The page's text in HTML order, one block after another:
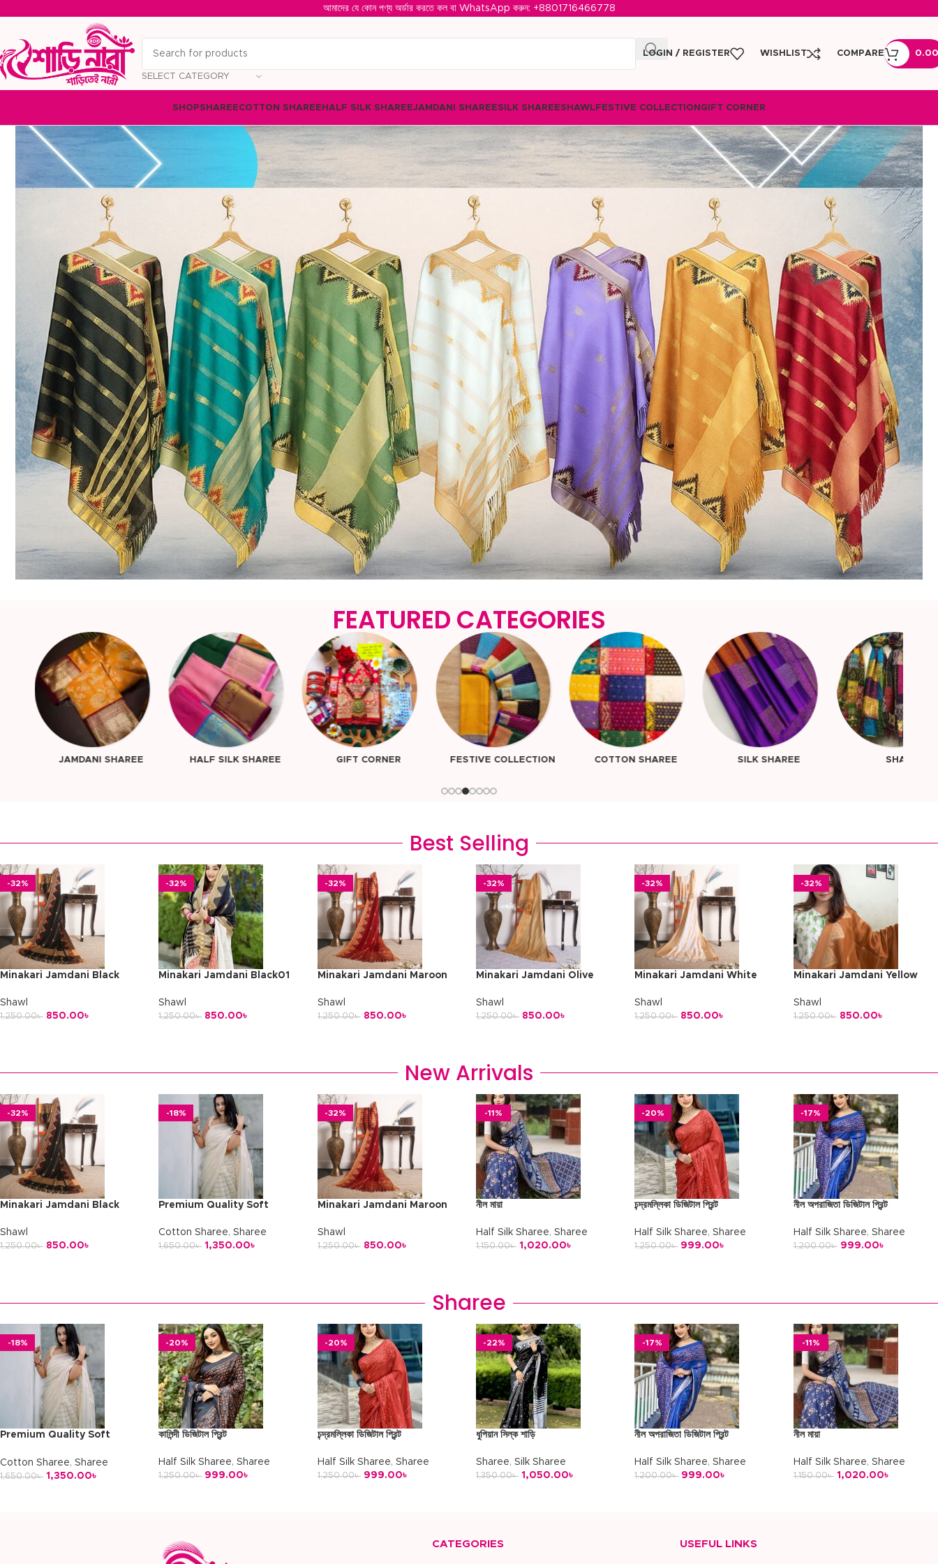
আমাদের যে কোন পণ্য অর্ডার করতে কল বা WhatsApp করুন: ‪ +8801716466778‬
SELECT CATEGORY
LOGIN / REGISTER WISHLIST COMPARE 0.00
SHOPSHAREECOTTON SHAREE HALF SILK SHAREEJAMDANI SHAREESILK SHAREESHAWLFESTIVE COLLECTION GIFT CORNER
FEATURED CATEGORIES
HALF SILK SHAREE GIFT CORNER FESTIVE COLLECTION COTTON SHAREE SILK SHAREE SHAWL SHAREE
Best Selling
-32%
Minakari Jamdani Black
Shawl
1,250.00৳ 850.00৳
-32%
Minakari Jamdani Black01
Shawl
1,250.00৳ 850.00৳
-32%
Minakari Jamdani Maroon
Shawl
1,250.00৳ 850.00৳
-32%
Minakari Jamdani Olive
Shawl
1,250.00৳ 850.00৳
-32%
Minakari Jamdani White
Shawl
1,250.00৳ 850.00৳
-32%
Minakari Jamdani Yellow
Shawl
1,250.00৳ 850.00৳
New Arrivals
-32%
Minakari Jamdani Black
Shawl
1,250.00৳ 850.00৳
-18%
Premium Quality Soft
Cotton Sharee,Sharee
1,650.00৳ 1,350.00৳
-32%
Minakari Jamdani Maroon
Shawl
1,250.00৳ 850.00৳
-11%
নীল মায়া
Half Silk Sharee, Sharee
1,150.00৳ 1,020.00৳
-20%
চন্দ্রমল্লিকা ডিজিটাল প্রিন্ট
Half Silk Sharee,Sharee
1,250.00৳ 999.00৳
-17%
নীল অপরাজিতা ডিজিটাল প্রিন্ট
Half Silk Sharee, Sharee
1,200.00৳ 999.00৳
Sharee
-18%
Premium Quality Soft
Cotton Sharee, Sharee
1,650.00৳ 1,350.00৳
-20%
কালিন্দী ডিজিটাল প্রিন্ট
Half Silk Sharee,Sharee
1,250.00৳ 999.00৳
-20%
চন্দ্রমল্লিকা ডিজিটাল প্রিন্ট
Half Silk Sharee, Sharee
1,250.00৳ 999.00৳
-22%
ধুপিয়ান সিল্ক শাড়ি
Sharee, Silk Sharee
1,350.00৳ 1,050.00৳
-17%
নীল অপরাজিতা ডিজিটাল প্রিন্ট
Half Silk Sharee,Sharee
1,200.00৳ 999.00৳
-11%
নীল মায়া
Half Silk Sharee, Sharee
1,150.00৳ 1,020.00৳
CATEGORIES USEFUL LINKS